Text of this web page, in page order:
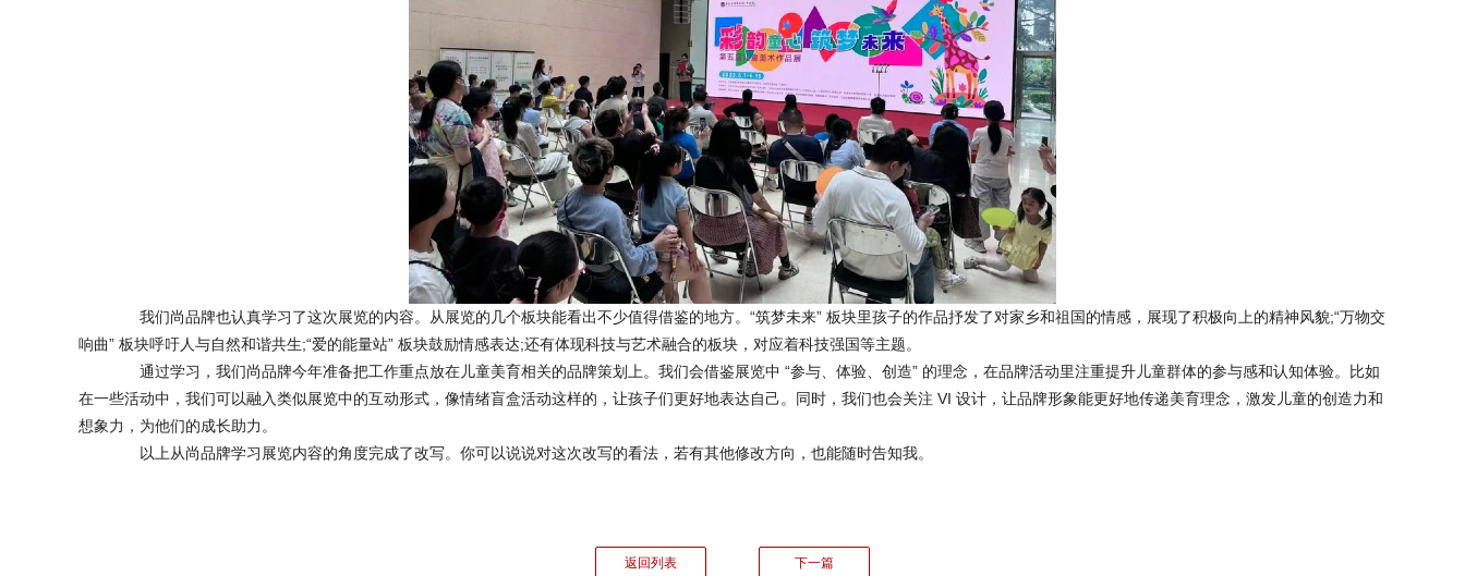
我们尚品牌也认真学习了这次展览的内容。从展览的几个板块能看出不少值得借鉴的地方。“筑梦未来” 板块里孩子的作品抒发了对家乡和祖国的情感，展现了积极向上的精神风貌;“万物交
响曲” 板块呼吁人与自然和谐共生;“爱的能量站” 板块鼓励情感表达;还有体现科技与艺术融合的板块，对应着科技强国等主题。
通过学习，我们尚品牌今年准备把工作重点放在儿童美育相关的品牌策划上。我们会借鉴展览中 “参与、体验、创造” 的理念，在品牌活动里注重提升儿童群体的参与感和认知体验。比如
在一些活动中，我们可以融入类似展览中的互动形式，像情绪盲盒活动这样的，让孩子们更好地表达自己。同时，我们也会关注 VI 设计，让品牌形象能更好地传递美育理念，激发儿童的创造力和
想象力，为他们的成长助力。
以上从尚品牌学习展览内容的角度完成了改写。你可以说说对这次改写的看法，若有其他修改方向，也能随时告知我。
返回列表 下一篇